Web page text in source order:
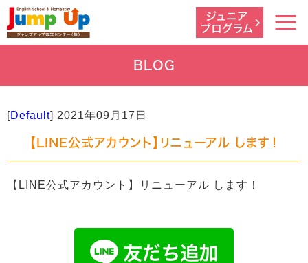
BLOG
[Default] 2021年09月17日
【LINE公式アカウント】リニューアル します！
【LINE公式アカウント】リニューアル します！